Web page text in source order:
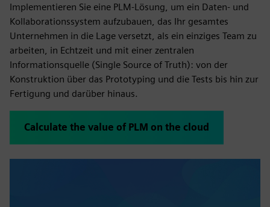
Implementieren Sie eine PLM-Lösung, um ein Daten- und
Kollaborationssystem aufzubauen, das Ihr gesamtes
Unternehmen in die Lage versetzt, als ein einziges Team zu
arbeiten, in Echtzeit und mit einer zentralen
Informationsquelle (Single Source of Truth): von der
Konstruktion über das Prototyping und die Tests bis hin zur
Fertigung und darüber hinaus.
Calculate the value of PLM on the cloud